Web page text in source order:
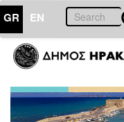
GR EN
ΔΗΜΟΣ
Διακηρύξεις
-
Δημοπρασίες